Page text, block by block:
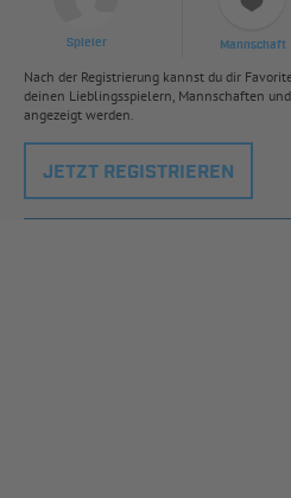
Spieler Mannschaft
Nach der Registrierung kannst du dir
deinen Lieblingsspielern, Mannschaften
angezeigt werden.
JETZT REGISTRIEREN